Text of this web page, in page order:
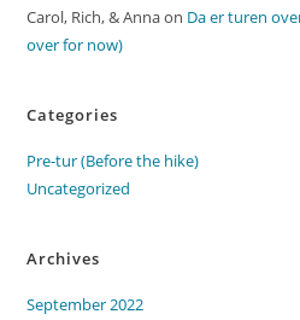
Carol, Rich, & Annaon Da er turen
over for now)
Categories
Pre-tur (Before the hike)
Uncategorized
Archives
September 2022